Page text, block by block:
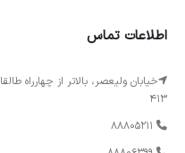
اطلاعات تماس
خیابان ولیعصر، بالاتر از چهارراه
413
88805211